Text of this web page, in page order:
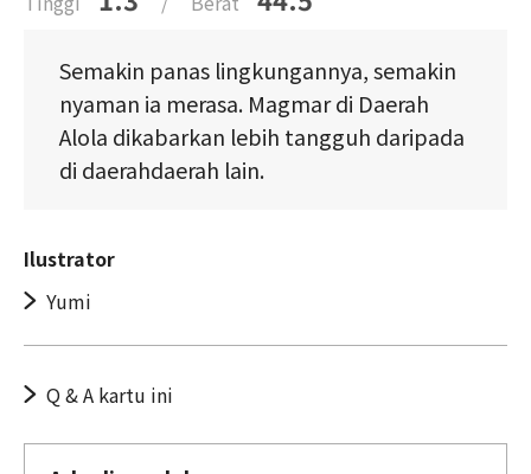
Semakin panas lingkungannya, semakin
nyaman ia merasa. Magmar di Daerah
Alola dikabarkan lebih tangguh daripada
di daerahdaerah lain.
Ilustrator
Yumi
Q & A kartu ini